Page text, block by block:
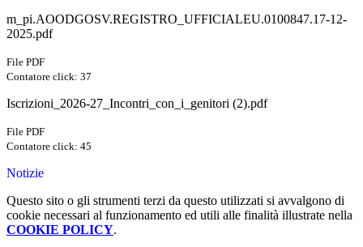
m_pi.AOODGOSV.REGISTRO_UFFICIALEU.0100847.17-12-
2025.pdf
File PDF
Contatore click: 37
Iscrizioni_2026-27_Incontri_con_i_genitori (2).pdf
File PDF
Contatore click: 45
Notizie
Questo sito o gli strumenti terzi da questo utilizzati si avvalgono di
cookie necessari al funzionamento ed utili alle finalità illustrate nella
COOKIE POLICY.